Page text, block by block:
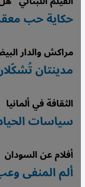
حكاية حب
مراكش والدار
مدينتان
الثقافة في ألمانيا
سياسات
أفلام عن السودان
ألم المنفى